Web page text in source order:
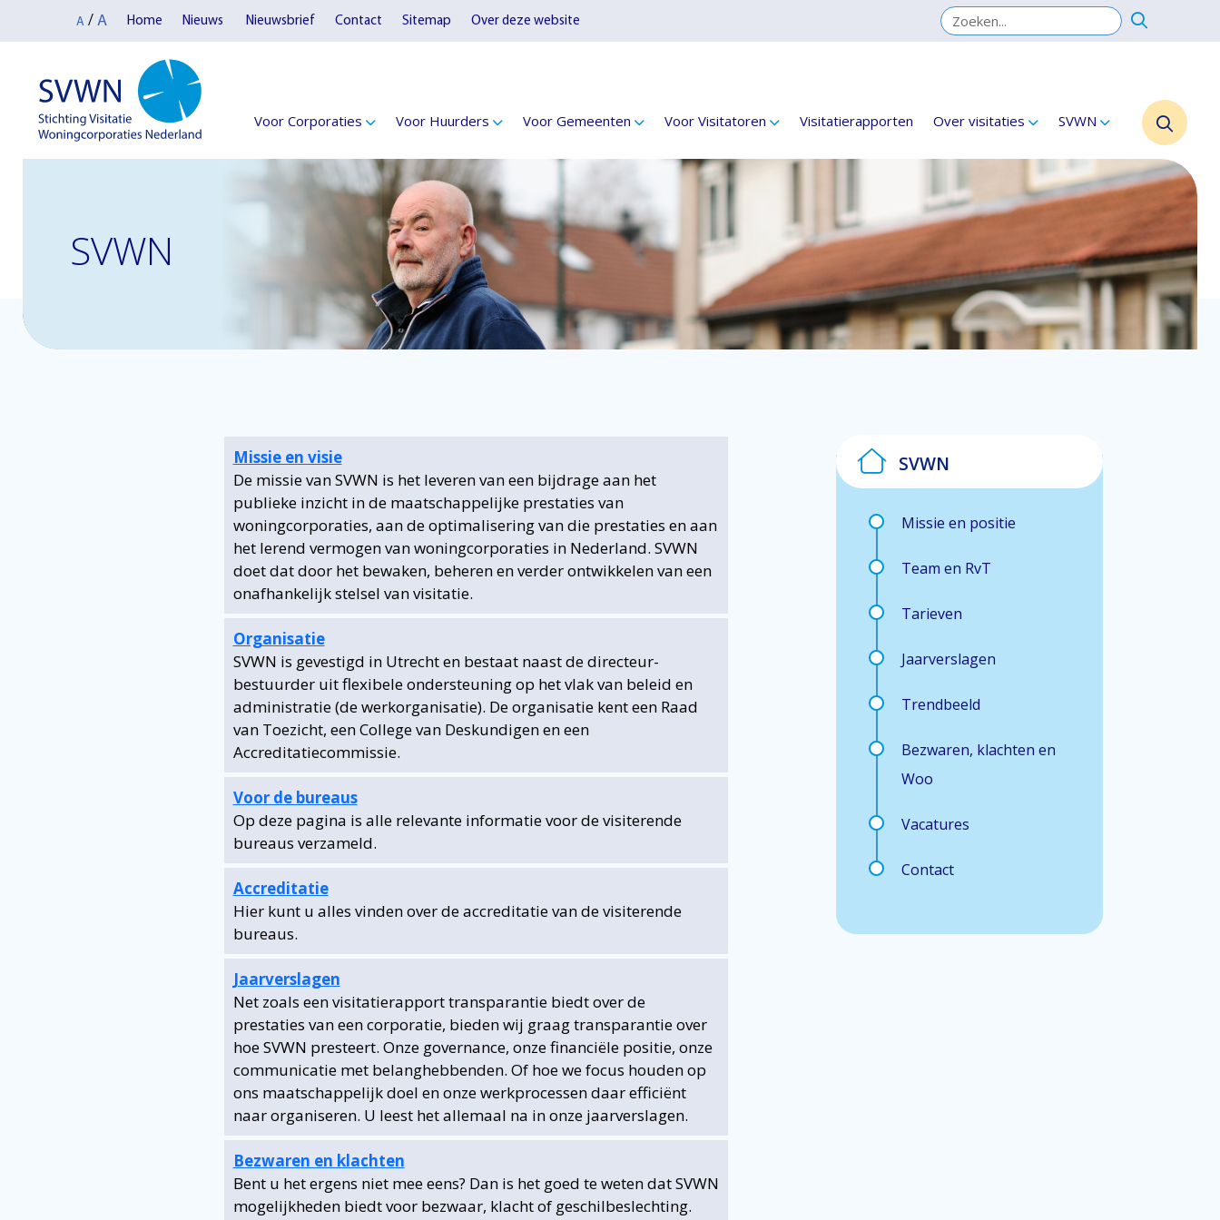
A / A Home Nieuws Nieuwsbrief Contact Sitemap Over deze website
Voor Corporaties Voor Huurders Voor Gemeenten Voor Visitatoren Visitatierapporten Over visitaties SVWN
SVWN
Missie en visie
De missie van SVWN is het leveren van een bijdrage aan het
publieke inzicht in de maatschappelijke prestaties van
woningcorporaties, aan de optimalisering van die prestaties en aan
het lerend vermogen van woningcorporaties in Nederland. SVWN
doet dat door het bewaken, beheren en verder ontwikkelen van een
onafhankelijk stelsel van visitatie.
Organisatie
SVWN is gevestigd in Utrecht en bestaat naast de directeur-
bestuurder uit flexibele ondersteuning op het vlak van beleid en
administratie (de werkorganisatie). De organisatie kent een Raad
van Toezicht, een College van Deskundigen en een
Accreditatiecommissie.
Voor de bureaus
Op deze pagina is alle relevante informatie voor de visiterende
bureaus verzameld.
Accreditatie
Hier kunt u alles vinden over de accreditatie van de visiterende
bureaus.
Jaarverslagen
Net zoals een visitatierapport transparantie biedt over de
prestaties van een corporatie, bieden wij graag transparantie over
hoe SVWN presteert. Onze governance, onze financiële positie, onze
communicatie met belanghebbenden. Of hoe we focus houden op
ons maatschappelijk doel en onze werkprocessen daar efficiënt
naar organiseren. U leest het allemaal na in onze jaarverslagen.
Bezwaren en klachten
Bent u het ergens niet mee eens? Dan is het goed te weten dat SVWN
mogelijkheden biedt voor bezwaar, klacht of geschilbeslechting.
SVWN
Missie en positie
Team en RvT
Tarieven
Jaarverslagen
Trendbeeld
Bezwaren, klachten en
Woo
Vacatures
Contact